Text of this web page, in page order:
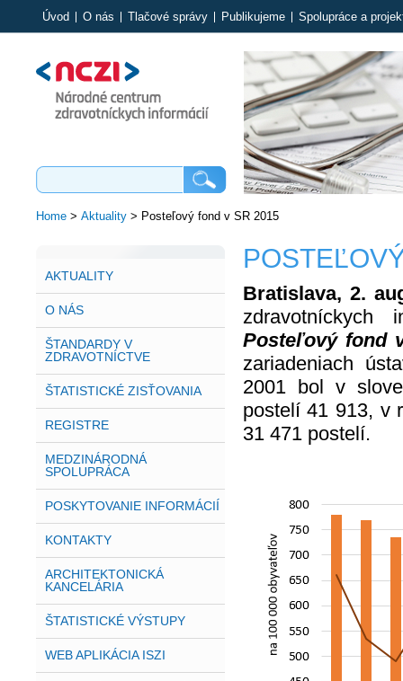
Úvod O nás Tlačové správy Publikujeme Spolupráce a
Home> Aktuality> Posteľový fond v SR 2015
AKTUALITY
O NÁS
ŠTANDARDY V
ZDRAVOTNÍCTVE
ŠTATISTICKÉ ZISŤOVANIA
REGISTRE
MEDZINÁRODNÁ
SPOLUPRÁCA
POSKYTOVANIE INFORMÁCIÍ
KONTAKTY
ARCHITEKTONICKÁ
KANCELÁRIA
ŠTATISTICKÉ VÝSTUPY
WEB APLIKÁCIA ISZI
Bratislava, 2.
zdravotníckych
Posteľový fond
zariadeniach
2001 bol v
postelí 41 913, v
31 471 postelí.